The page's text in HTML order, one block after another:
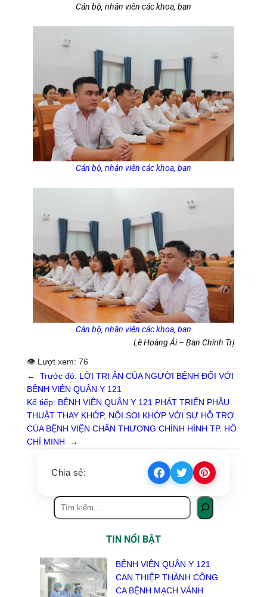
Cán bộ, nhân viên các khoa, ban
Cán bộ, nhân viên các khoa, ban
Cán bộ, nhân viên các khoa, ban
Lê Hoàng Ái – Ban Chính Trị
👁 Lượt xem: 76
←
Trước đó: LỜI TRI ÂN CỦA NGƯỜI BỆNH ĐỐI VỚI
BỆNH VIỆN QUÂN Y 121
Kế tiếp: BỆNH VIỆN QUÂN Y 121 PHÁT TRIỂN PHẪU
THUẬT THAY KHỚP, NỘI SOI KHỚP VỚI SỰ HỖ TRỢ
CỦA BỆNH VIỆN CHẤN THƯƠNG CHỈNH HÌNH TP. HỒ
CHÍ MINH
→
Chia sẻ:
TIN NỔI BẬT
BỆNH VIỆN QUÂN Y 121
CAN THIỆP THÀNH CÔNG
CA BỆNH MẠCH VÀNH